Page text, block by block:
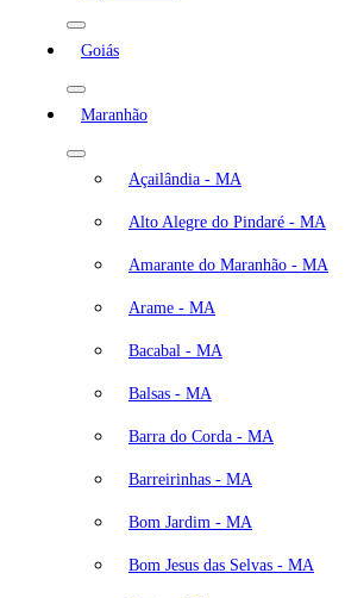
Goiás
Maranhão
Açailândia - MA
Alto Alegre do Pindaré - MA
Amarante do Maranhão - MA
Arame - MA
Bacabal - MA
Balsas - MA
Barra do Corda - MA
Barreirinhas - MA
Bom Jardim - MA
Bom Jesus das Selvas - MA